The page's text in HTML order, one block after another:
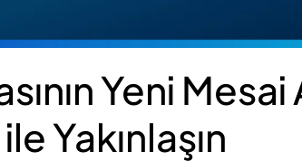
Yeni Mesai
Yakınlaşın